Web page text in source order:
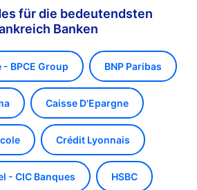
für die bedeutendsten
Banken
BPCE Group BNP Paribas
Caisse D'Epargne
Crédit Lyonnais
- CIC Banques HSBC